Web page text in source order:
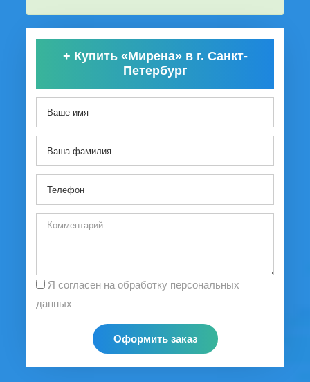
+ Купить «Мирена» в г. Санкт-
Петербург
данных
Оформить заказ